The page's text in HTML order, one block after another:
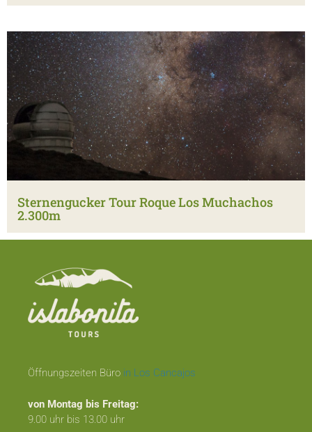
Sternengucker Tour Roque Los Muchachos
2.300m
Öffnungszeiten Büro in Los Cancajos
von Montag bis Freitag:
9.00 uhr bis 13.00 uhr